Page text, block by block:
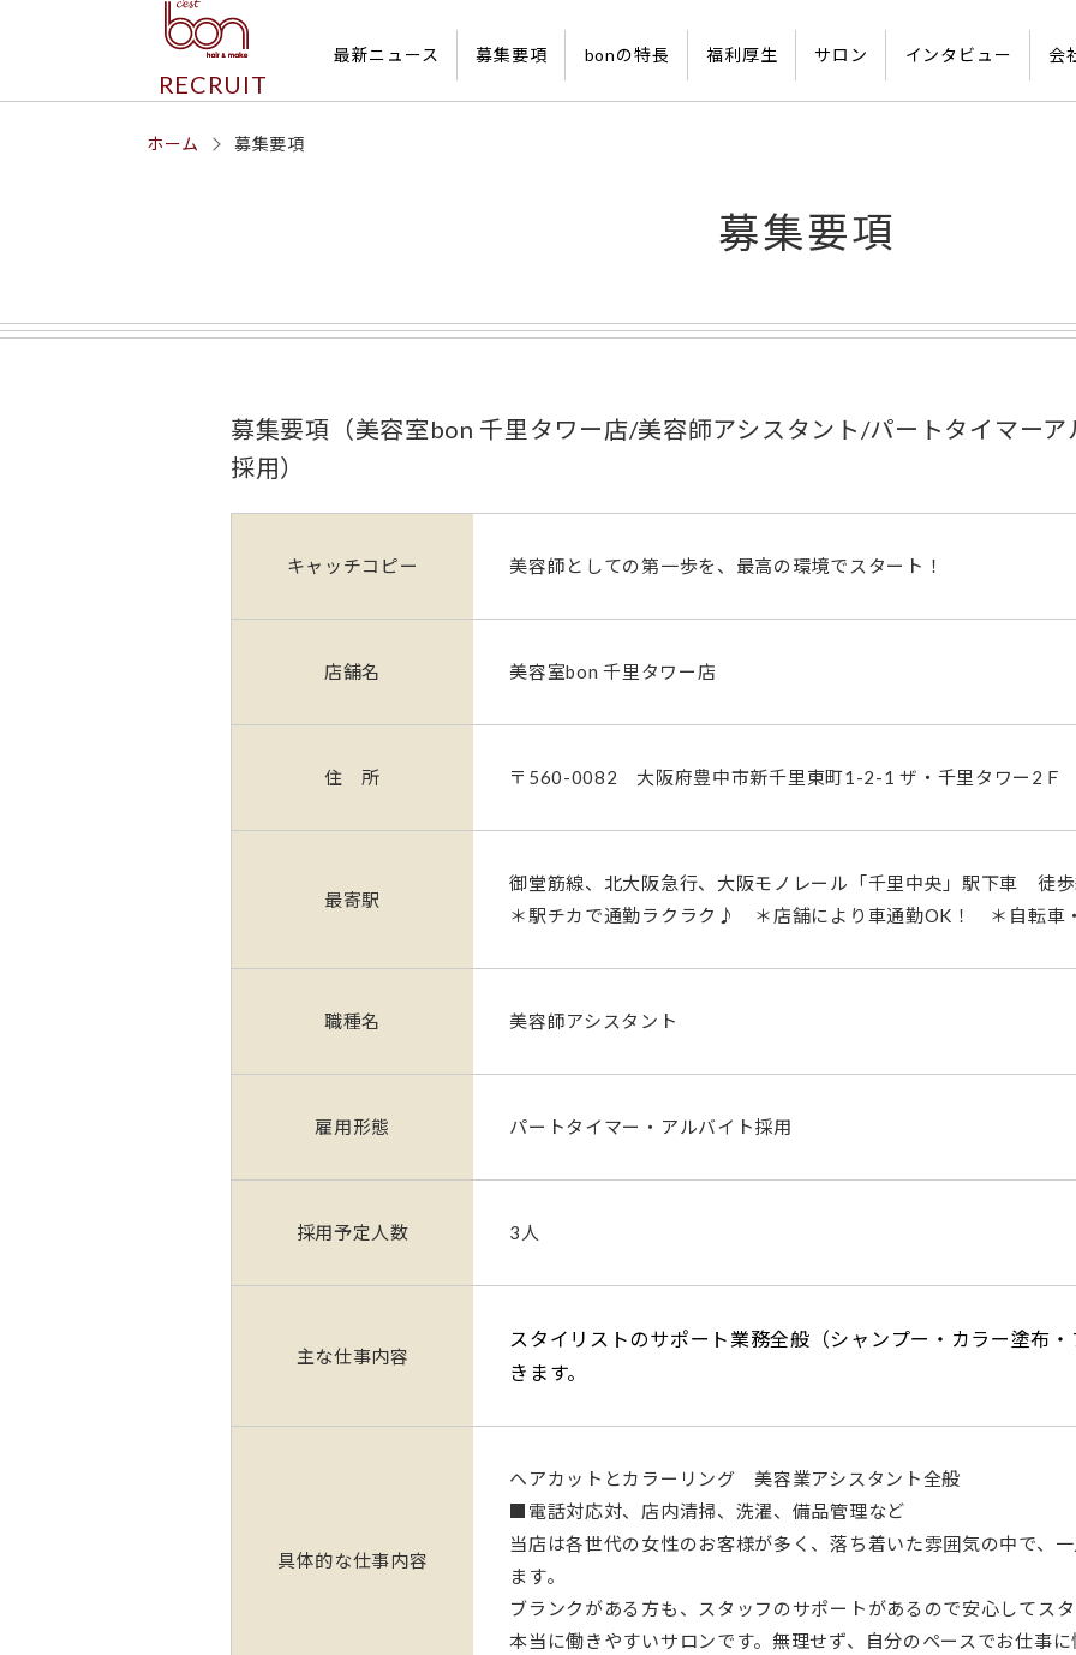
RECRUIT
最新ニュース 募集要項 bonの特長 福利厚生 サロン インタビュー 会
ホーム 募集要項
募集要項
募集要項（美容室bon 千里タワー店/美容師アシスタント/パートタイマーア
採用）
キャッチコピー 美容師としての第一歩を、最高の環境でスタート！
店舗名 美容室bon 千里タワー店
住 所 〒560-0082 大阪府豊中市新千里東町1-2-1 ザ・千里タワー2Ｆ
最寄駅
御堂筋線、北大阪急行、大阪モノレール「千里中央」駅下車 徒
＊駅チカで通勤ラクラク♪ ＊店舗により車通勤OK！ ＊自転車
職種名 美容師アシスタント
雇用形態 パートタイマー・アルバイト採用
採用予定人数 3人
主な仕事内容
スタイリストのサポート業務全般（シャンプー・カラー塗布
きます。
具体的な仕事内容
ヘアカットとカラーリング 美容業アシスタント全般
■電話対応対、店内清掃、洗濯、備品管理など
当店は各世代の女性のお客様が多く、落ち着いた雰囲気の中で、
ます。
ブランクがある方も、スタッフのサポートがあるので安心してス
本当に働きやすいサロンです。無理せず、自分のペースでお仕事